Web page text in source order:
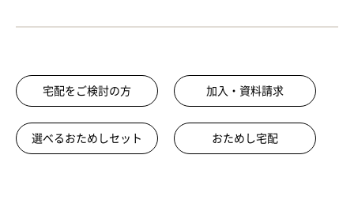
宅配をご検討の方 加入・資料請求
選べるおためしセット おためし宅配